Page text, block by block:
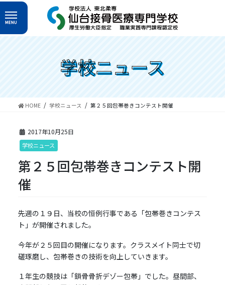
コ
ン
テ
ン
プ
ナ
ビ
ゲ
ー
動
学校ニュース
HOME 学校ニュース 第２５回包帯巻きコンテスト開催
2017年10月25日
学校ニュース
第２５回包帯巻きコンテスト開
催
先週の１９日、当校の恒例行事である「包帯巻きコンテス
ト」が開催されました。
今年が２５回目の開催になります。クラスメイト同士で切
磋琢磨し、包帯巻きの技術を向上していきます。
１年生の競技は「鎖骨骨折デゾー包帯」でした。昼間部、